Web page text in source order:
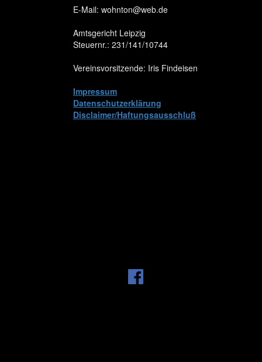
E-Mail: wohnton@web.de
Amtsgericht Leipzig
Steuernr.: 231/141/10744
Vereinsvorsitzende: Iris Findeisen
Impressum
Datenschutzerklärung
Disclaimer/Haftungsausschluß
